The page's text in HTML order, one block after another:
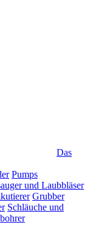
Das
Pumps
und Laubbläser
Grubber
Schläuche und